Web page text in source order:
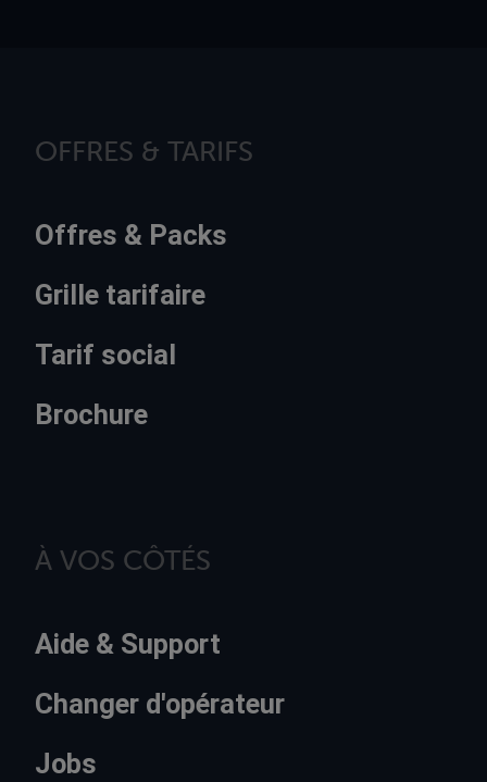
OFFRES & TARIFS
Offres & Packs
Grille tarifaire
Tarif social
Brochure
À VOS CÔTÉS
Aide & Support
Changer d'opérateur
Jobs